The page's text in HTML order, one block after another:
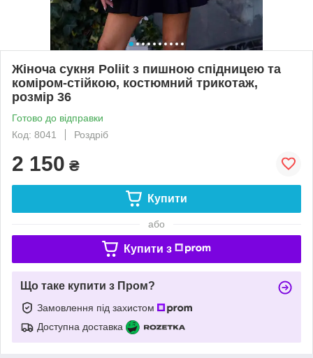
Жіноча сукня Poliit з пишною спідницею та
коміром-стійкою, костюмний трикотаж,
розмір 36
Готово до відправки
Код: 8041
Роздріб
2 150 ₴
Купити
або
Купити з
Що таке купити з Пром?
Замовлення під захистом
Доступна доставка